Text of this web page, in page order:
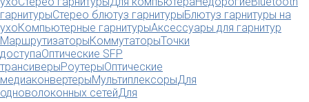
гарнитурыСтерео блютуз гарнитурыБлютуз гарнитуры на
ухоКомпьютерные гарнитурыАксессуары для гарнитур
МаршрутизаторыКоммутаторыТочки
доступаОптические SFP
трансиверыРоутерыОптические
медиаконвертерыМультиплексорыДля
одноволоконных сетейДля